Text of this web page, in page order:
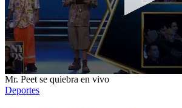
0
seconds
of
Mr. Peet se quiebra en vivo
Deportes